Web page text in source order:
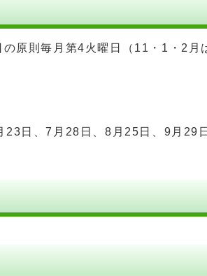
原則毎月第4火曜日（11・1・2月
日、7月28日、8月25日、9月29